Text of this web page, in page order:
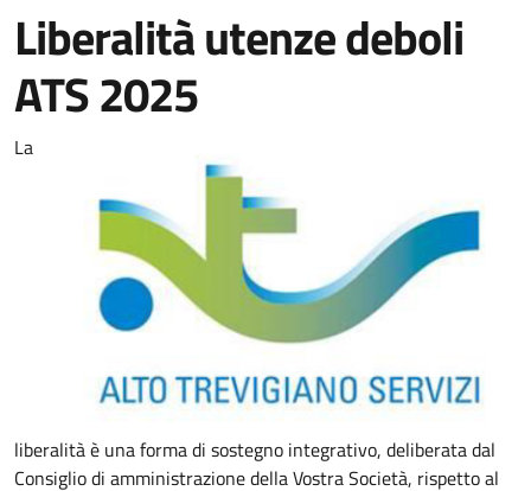
Liberalità utenze deboli
ATS 2025
La
liberalità è una forma di sostegno integrativo, deliberata dal
Consiglio di amministrazione della Vostra Società, rispetto al